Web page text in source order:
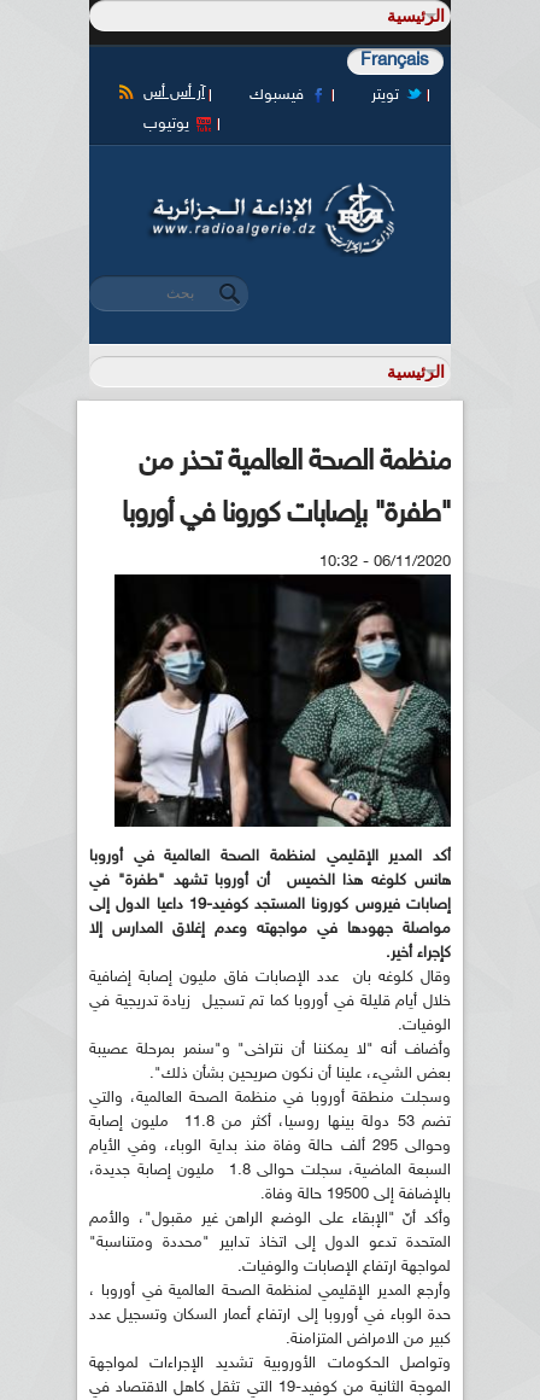
Français
آر أس أس فيسبوك
تويتر
يوتيوب
استمارة البحث
‏بحث ‏
منظمة الصحة العالمية تحذر من
"طفرة" بإصابات كورونا في أوروبا
06/11/2020 - 10:32
أكد المدير الإقليمي لمنظمة الصحة العالمية في أوروبا
هانس كلوغه هذا الخميس أن أوروبا تشهد "طفرة" في
إصابات فيروس كورونا المستجد كوفيد-19 داعيا الدول إلى
مواصلة جهودها في مواجهته وعدم إغلاق المدارس إلا
كإجراء أخير.
وقال كلوغه بان عدد الإصابات فاق مليون إصابة إضافية
خلال أيام قليلة في أوروبا كما تم تسجيل زيادة تدريجية في
الوفيات.
وأضاف أنه "لا يمكننا أن نتراخى" و"سنمر بمرحلة عصيبة
بعض الشيء، علينا أن نكون صريحين بشأن ذلك".
وسجلت منطقة أوروبا في منظمة الصحة العالمية، والتي
تضم 53 دولة بينها روسيا، أكثر من 11.8 مليون إصابة
وحوالى 295 ألف حالة وفاة منذ بداية الوباء، وفي الأيام
السبعة الماضية، سجلت حوالى 1.8 مليون إصابة جديدة،
بالإضافة إلى 19500 حالة وفاة.
وأكد أنّ "الإبقاء على الوضع الراهن غير مقبول"، والأمم
المتحدة تدعو الدول إلى اتخاذ تدابير "محددة ومتناسبة"
لمواجهة ارتفاع الإصابات والوفيات.
وأرجع المدير الإقليمي لمنظمة الصحة العالمية في أوروبا ،
حدة الوباء في أوروبا إلى ارتفاع أعمار السكان وتسجيل عدد
كبير من الامراض المتزامنة.
وتواصل الحكومات الأوروبية تشديد الإجراءات لمواجهة
الموجة الثانية من كوفيد-19 التي تثقل كاهل الاقتصاد في